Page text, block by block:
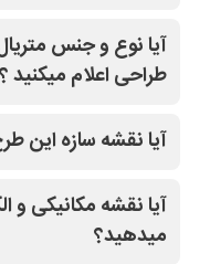
تغییرات(مشاوره
سپس از دفتر فنی
آیا نوع و جنس
طراحی اعلام میکنید ؟
آیا نقشه سازه این
آیا نقشه مکانیکی و
میدهید؟